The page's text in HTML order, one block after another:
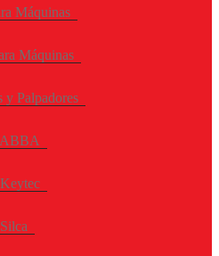
Máquinas
Máquinas
y Palpadores